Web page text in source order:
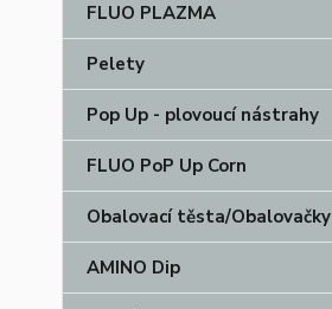
FLUO PLAZMA
Pelety
Pop Up - plovoucí nástrahy
FLUO PoP Up Corn
Obalovací těsta/Obalovačky
AMINO Dip